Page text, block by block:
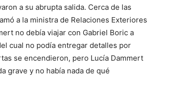
a su abrupta salida. Cerca de las
a la ministra de Relaciones Exteriores
no debía viajar con Gabriel Boric a
cual no podía entregar detalles por
se encendieron, pero Lucía Dammert
grave y no había nada de qué